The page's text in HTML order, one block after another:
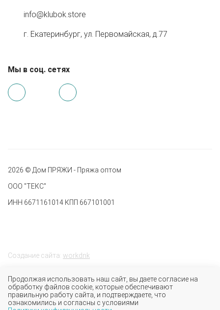
info@klubok.store
г. Екатеринбург, ул. Первомайская, д.77
Мы в соц. сетях
2026 © Дом ПРЯЖИ - Пряжа оптом
ООО "ТЕКС"
ИНН 6671161014 КПП 667101001
Создание сайта: workdnk
Продолжая использовать наш сайт, вы даете согласие на
обработку файлов cookie, которые обеспечивают
правильную работу сайта, и подтверждаете, что
ознакомились и согласны с условиями